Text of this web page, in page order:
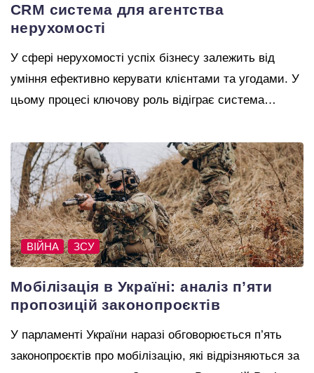
CRM система для агентства
нерухомості
У сфері нерухомості успіх бізнесу залежить від
уміння ефективно керувати клієнтами та угодами. У
цьому процесі ключову роль відіграє система…
ВІЙНА ЗСУ
Мобілізація в Україні: аналіз п’яти
пропозицій законопроєктів
У парламенті України наразі обговорюється п’ять
законопроєктів про мобілізацію, які відрізняються за